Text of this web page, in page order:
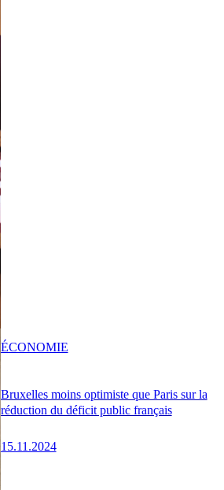
Bruxelles moins optimiste que Paris sur la
réduction du déficit public français
15.11.2024
ÉCONOMIE